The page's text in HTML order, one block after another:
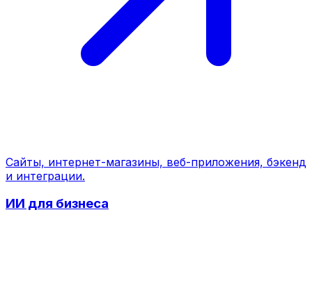
Сайты, интернет-магазины, веб-приложения, бэкенд
и интеграции.
ИИ для бизнеса